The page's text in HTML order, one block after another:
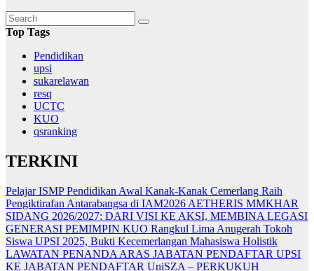
Top Tags
Pendidikan
upsi
sukarelawan
resq
UCTC
KUO
qsranking
TERKINI
Pelajar ISMP Pendidikan Awal Kanak-Kanak Cemerlang Raih
Pengiktirafan Antarabangsa di IAM2026 AETHERIS MMKHAR
SIDANG 2026/2027: DARI VISI KE AKSI, MEMBINA LEGASI
GENERASI PEMIMPIN KUO Rangkul Lima Anugerah Tokoh
Siswa UPSI 2025, Bukti Kecemerlangan Mahasiswa Holistik
LAWATAN PENANDA ARAS JABATAN PENDAFTAR UPSI
KE JABATAN PENDAFTAR UniSZA – PERKUKUH